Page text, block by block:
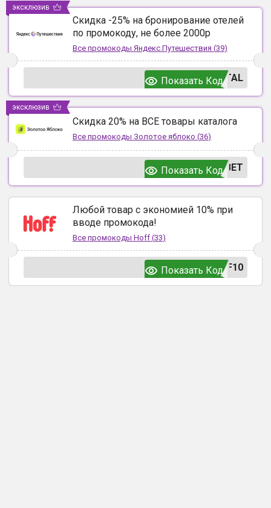
Скидка -25% на бронирование отелей
по промокоду, не более 2000р
Все промокоды Яндекс.Путешествия (39)
TAL
Показать Код
эксклюзив
Скидка 20% на ВСЕ товары каталога
Все промокоды Золотое яблоко (36)
ВЕТ
Показать Код
эксклюзив
Любой товар с экономией 10% при
вводе промокода!
Все промокоды Hoff (33)
F10
Показать Код